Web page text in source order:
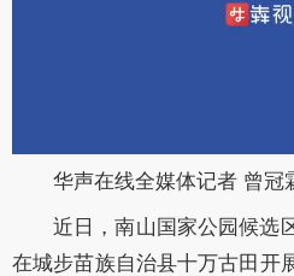
华声在线全媒体记者 曾冠
近日，南山国家公园候选
在城步苗族自治县十万古田开